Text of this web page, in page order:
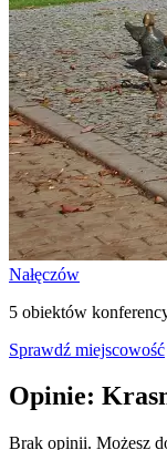
Nałęczów
5 obiektów
Sprawdź miejscowość
Opinie:
Brak opinii. Możesz